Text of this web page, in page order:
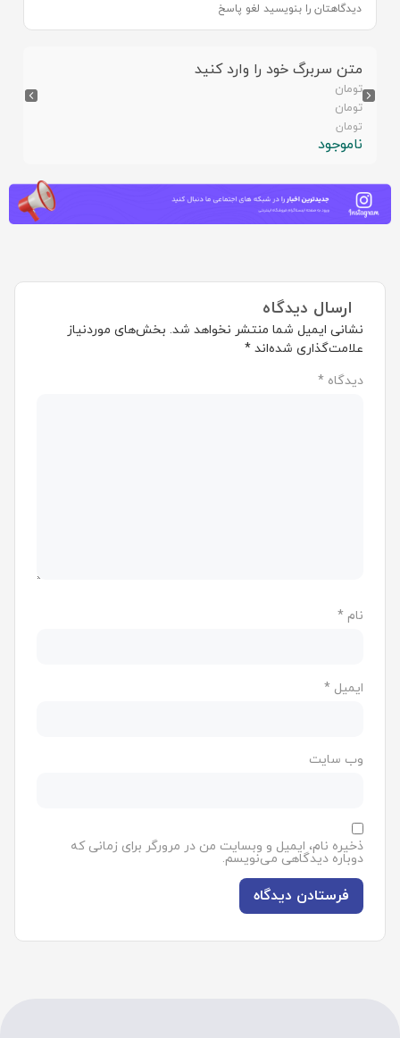
دیدگاهتان را بنویسید لغو پاسخ
متن سربرگ خود را وارد کنید
تومان
تومان
تومان
ناموجود
ارسال دیدگاه
نشانی ایمیل شما منتشر نخواهد شد. بخش‌های موردنیاز
علامت‌گذاری شده‌اند *
دیدگاه *
نام *
ایمیل *
وب‌ سایت
ذخیره نام، ایمیل و وبسایت من در مرورگر برای زمانی که
دوباره دیدگاهی می‌نویسم.